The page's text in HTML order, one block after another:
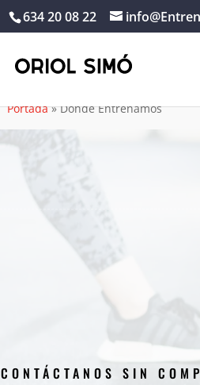
634 20 08 22
Portada»Donde Entrenamos
CONTÁCTANOS SIN